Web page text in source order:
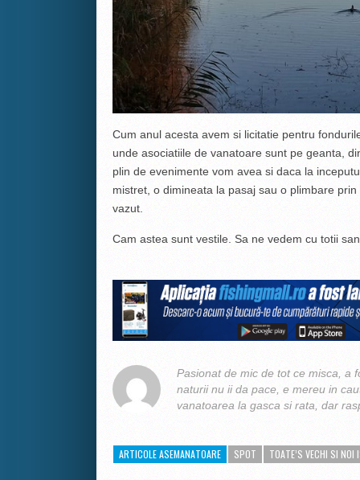
Cum anul acesta avem si licitatie pentru
unde asociatiile de vanatoare sunt pe geanta,
plin de evenimente vom avea si daca la
mistret, o dimineata la pasaj sau o plimbare
vazut.
Cam astea sunt vestile. Sa ne vedem cu totii
Pasionat de mic de tot ce misca, a
naturii nu ii da pace, e mereu in
vanatoarea la gasca si rata, dar
ARTICOLE ASEMANATOARE SPOT TOATE’S VECHI SI NOI